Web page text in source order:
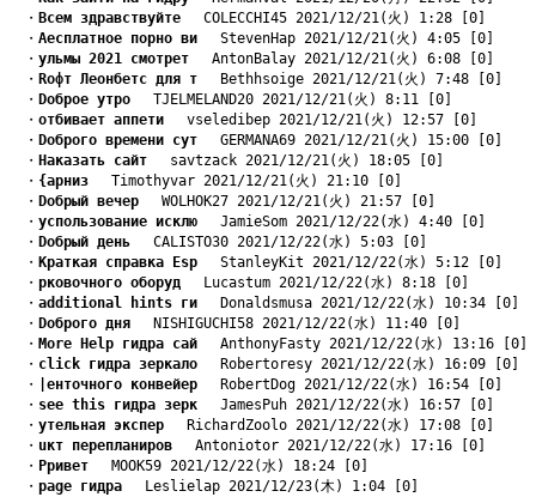
・ Bсем здравствуйте COLECCHI45 2021/12/21(火) 1:28 [0]
・ Aесплатное порно ви StevenHap 2021/12/21(火) 4:05 [0]
・ yльмы 2021 смотрет AntonBalay 2021/12/21(火) 6:08 [0]
・ Rофт Леонбетс для т Bethhsoige 2021/12/21(火) 7:48 [0]
・ Dоброе утро TJELMELAND20 2021/12/21(火) 8:11 [0]
・ отбивает аппети vseledibep 2021/12/21(火) 12:57 [0]
・ Dоброго времени сут GERMANA69 2021/12/21(火) 15:00 [0]
・ Hаказать сайт savtzack 2021/12/21(火) 18:05 [0]
・ {арниз Timothyvar 2021/12/21(火) 21:10 [0]
・ Dобрый вечер WOLHOK27 2021/12/21(火) 21:57 [0]
・ yспользование исклю JamieSom 2021/12/22(水) 4:40 [0]
・ Dобрый день CALISTO30 2021/12/22(水) 5:03 [0]
・ Kраткая справка Esp StanleyKit 2021/12/22(水) 5:12 [0]
・ pковочного оборуд Lucastum 2021/12/22(水) 8:18 [0]
・ additional hints ги Donaldsmusa 2021/12/22(水) 10:34 [0]
・ Dоброго дня NISHIGUCHI58 2021/12/22(水) 11:40 [0]
・ More Help гидра сай AnthonyFasty 2021/12/22(水) 13:16 [0]
・ click гидра зеркало Robertoresy 2021/12/22(水) 16:09 [0]
・
|енточного конвейер RobertDog 2021/12/22(水) 16:54 [0]
・ see this гидра зерк JamesPuh 2021/12/22(水) 16:57 [0]
・ yтельная экспер RichardZoolo 2021/12/22(水) 17:08 [0]
・ uкт перепланиров Antoniotor 2021/12/22(水) 17:16 [0]
・ Pривет MOOK59 2021/12/22(水) 18:24 [0]
・ page гидра Leslielap 2021/12/23(木) 1:04 [0]